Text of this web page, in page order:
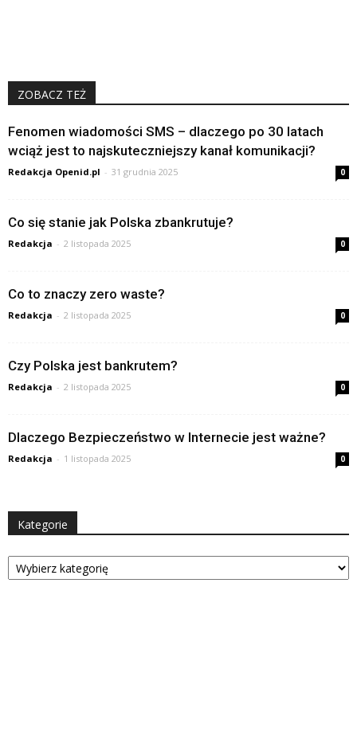
ZOBACZ TEŻ
Fenomen wiadomości SMS – dlaczego po 30 latach
wciąż jest to najskuteczniejszy kanał komunikacji?
Redakcja Openid.pl - 31 grudnia 2025 0
Co się stanie jak Polska zbankrutuje?
Redakcja - 2 listopada 2025 0
Co to znaczy zero waste?
Redakcja - 2 listopada 2025 0
Czy Polska jest bankrutem?
Redakcja - 2 listopada 2025 0
Dlaczego Bezpieczeństwo w Internecie jest ważne?
Redakcja - 1 listopada 2025 0
Kategorie
Kategorie